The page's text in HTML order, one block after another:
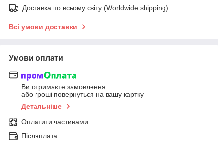
Доставка по всьому світу (Worldwide shipping)
Всі умови доставки
Умови оплати
Ви отримаєте замовлення
або гроші повернуться на вашу картку
Детальніше
Оплатити частинами
Післяплата